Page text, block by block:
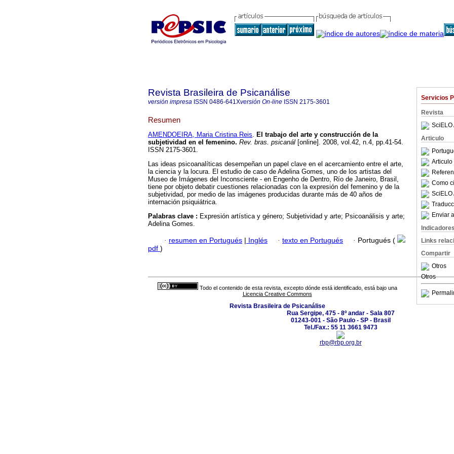
Servicios
Revista
SciELO
Articulo
Articulo
Como
SciELO
Enviar
Indicadores
Links
Compartir
Otros
Otros
Revista Brasileira de Psicanálise
versión impresa ISSN 0486-641Xversión On-line ISSN 2175-3601
Resumen
AMENDOEIRA, Maria Cristina Reis. El trabajo del arte y construcción de la
subjetividad en el femenino. Rev. bras. psicanál [online]. 2008, vol.42, n.4, pp.41-54.
ISSN 2175-3601.
Las ideas psicoanalíticas desempeñan un papel clave en el acercamiento entre el arte,
la ciencia y la locura. El estudio de caso de Adelina Gomes, uno de los artistas del
Museo de Imágenes del Inconsciente - en Engenho de Dentro, Río de Janeiro, Brasil,
tiene por objeto debatir cuestiones relacionadas con la expresión del femenino y de la
subjetividad, por medio de las imágenes producidas durante más de 40 años de
internación psiquiátrica.
Palabras clave : Expresión artística y género; Subjetividad y arte; Psicoanálisis y arte;
Adelina Gomes.
· resumen en Portugués | Inglés · texto en Portugués · Portugués (
pdf )
Todo el contenido de esta revista, excepto dónde está identificado, está bajo una
Licencia Creative Commons
Revista Brasileira de Psicanálise
Rua Sergipe, 475 - 8º andar - Sala 807
01243-001 - São Paulo - SP - Brasil
Tel./Fax.: 55 11 3661 9473
rbp@rbp.org.br